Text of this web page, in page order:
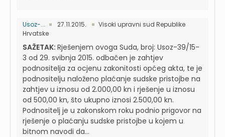
Usoz-... 27.11.2015.
Visoki upravni sud Republike
Hrvatske
SAŽETAK: Rješenjem ovoga Suda, broj: Usoz-39/15-
3 od 29. svibnja 2015. odbačen je zahtjev
podnositelja za ocjenu zakonitosti općeg akta, te je
podnositelju naloženo plaćanje sudske pristojbe na
zahtjev u iznosu od 2.000,00 kn i rješenje u iznosu
od 500,00 kn, što ukupno iznosi 2.500,00 kn.
Podnositelj je u zakonskom roku podnio prigovor na
rješenje o plaćanju sudske pristojbe u kojem u
bitnom navodi da...